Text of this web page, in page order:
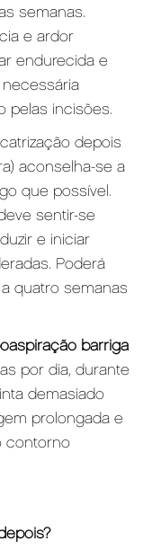
semanas.
e ardor
endurecida e
pelas incisões.
depois
aconselha-se a
que possível.
sentir-se
e iniciar
Poderá
quatro semanas
barriga
por dia, durante
demasiado
prolongada e
contorno